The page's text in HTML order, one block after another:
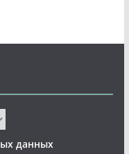
данных